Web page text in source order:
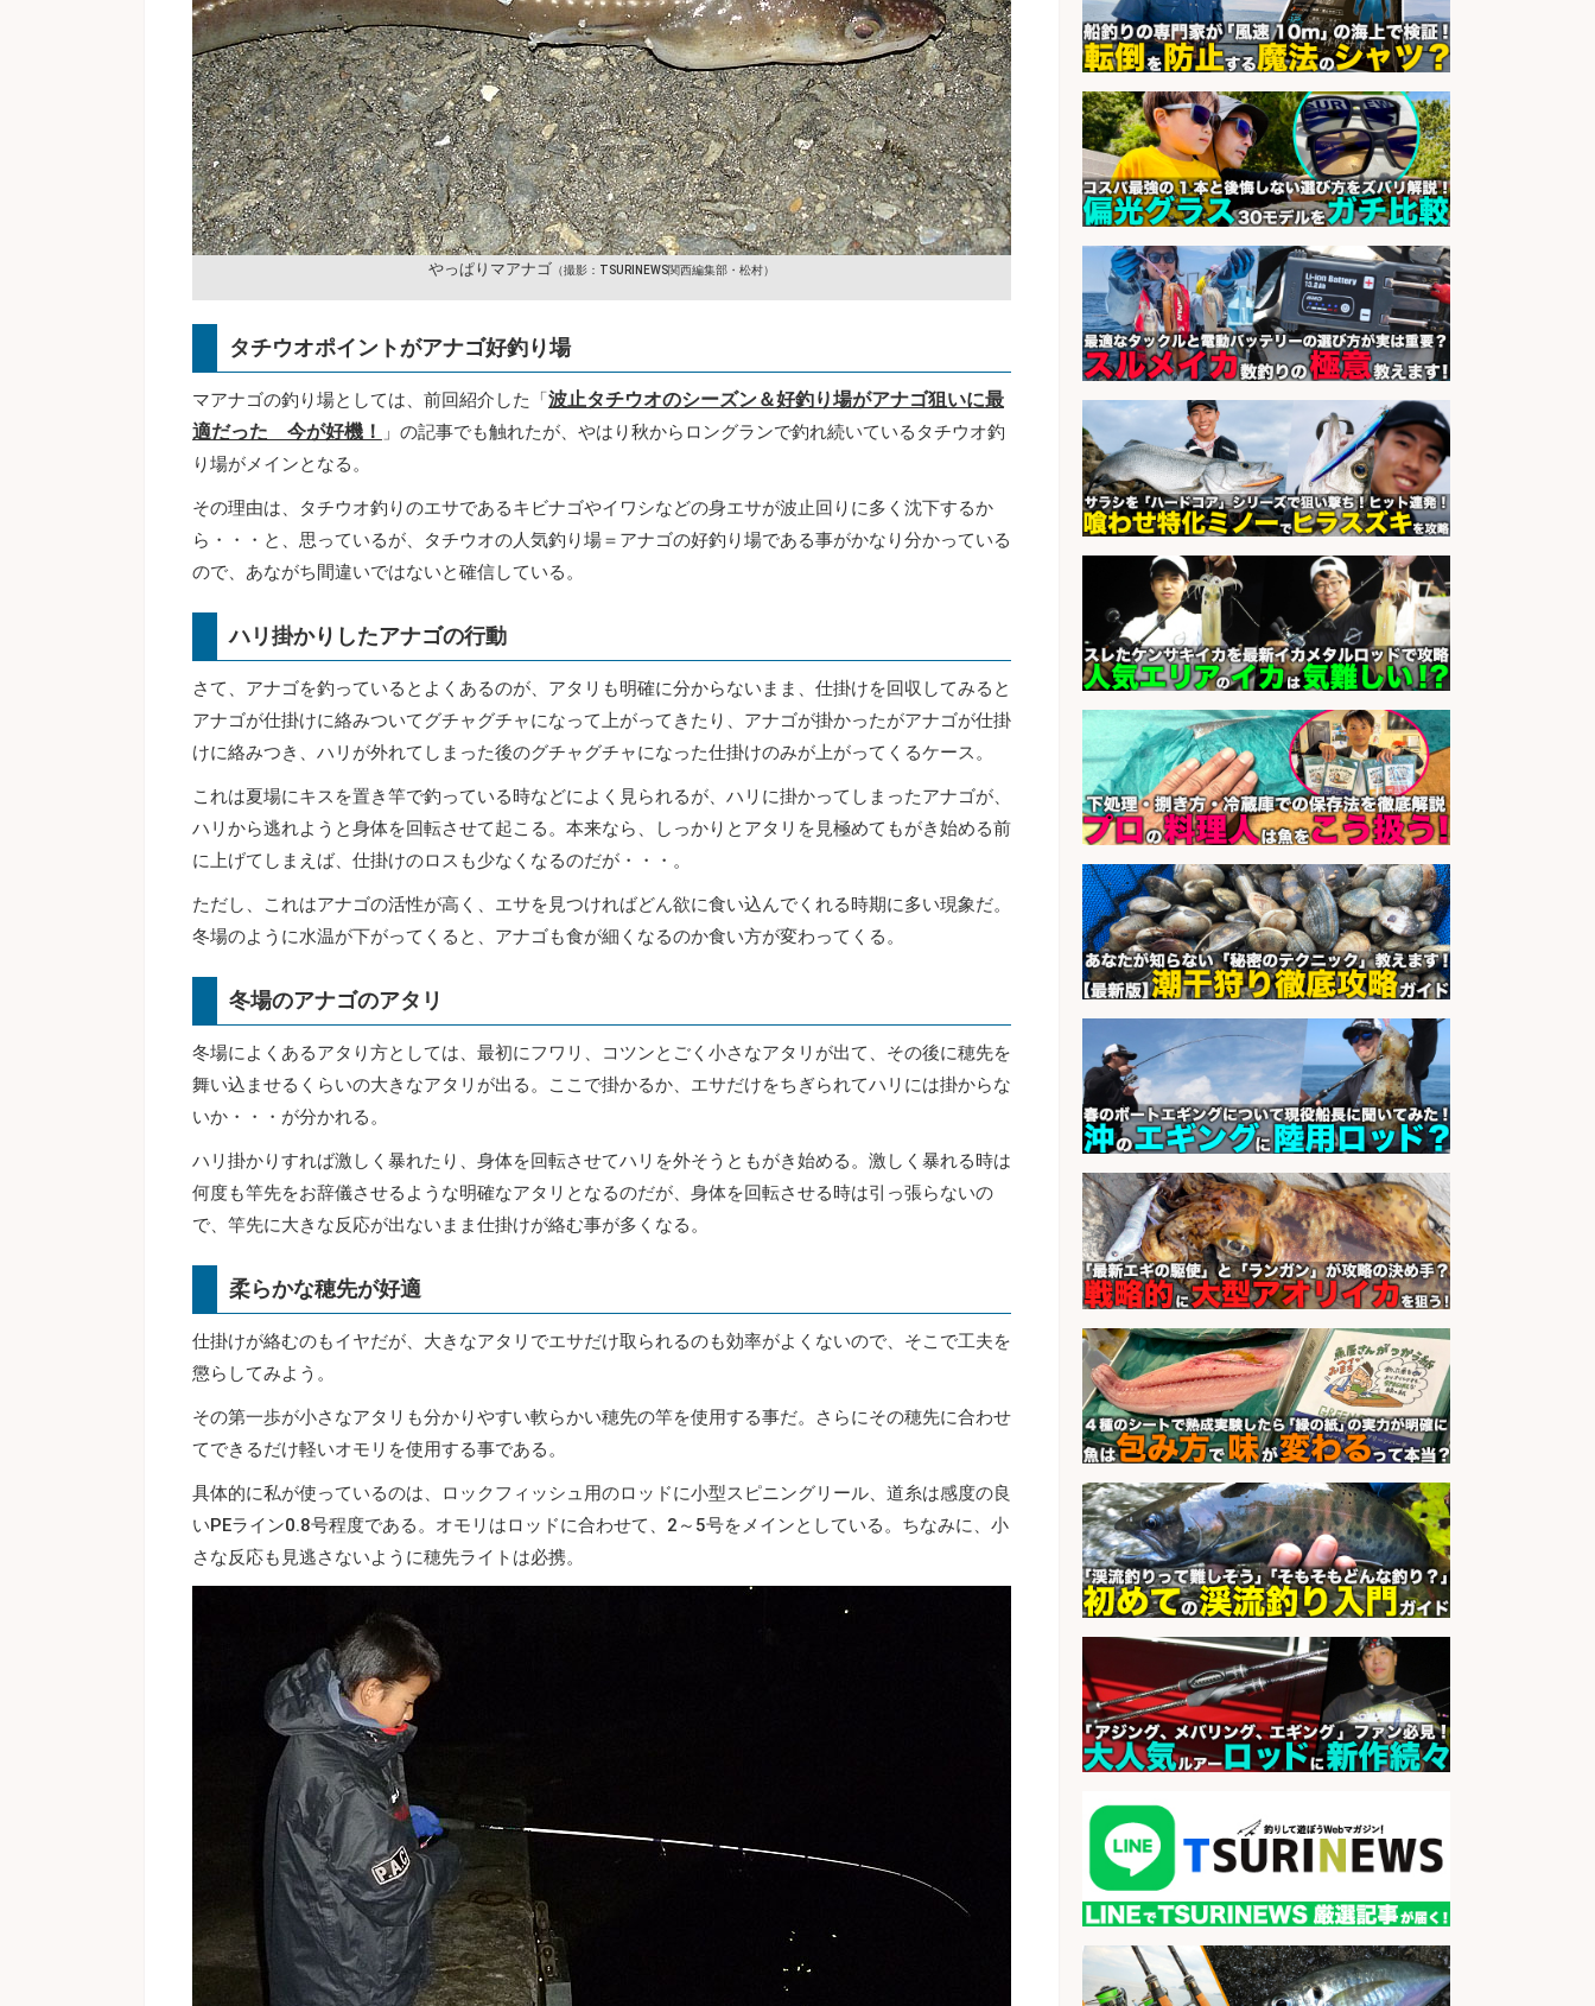
やっぱりマアナゴ （撮影：TSURINEWS関西編集部・松村）
タチウオポイントがアナゴ好釣り場
マアナゴの釣り場としては、前回紹介した「波止タチウオのシーズン＆好釣り場がアナゴ狙いに最
適だった 今が好機！
」の記事でも触れたが、やはり秋からロングランで釣れ続いているタチウオ釣
り場がメインとなる。
その理由は、タチウオ釣りのエサであるキビナゴやイワシなどの身エサが波止回りに多く沈下するか
ら・・・と、思っているが、タチウオの人気釣り場＝アナゴの好釣り場である事がかなり分かっている
ので、あながち間違いではないと確信している。
ハリ掛かりしたアナゴの行動
さて、アナゴを釣っているとよくあるのが、アタリも明確に分からないまま、仕掛けを回収してみると
アナゴが仕掛けに絡みついてグチャグチャになって上がってきたり、アナゴが掛かったがアナゴが仕掛
けに絡みつき、ハリが外れてしまった後のグチャグチャになった仕掛けのみが上がってくるケース。
これは夏場にキスを置き竿で釣っている時などによく見られるが、ハリに掛かってしまったアナゴが、
ハリから逃れようと身体を回転させて起こる。本来なら、しっかりとアタリを見極めてもがき始める前
に上げてしまえば、仕掛けのロスも少なくなるのだが・・・。
ただし、これはアナゴの活性が高く、エサを見つければどん欲に食い込んでくれる時期に多い現象だ。
冬場のように水温が下がってくると、アナゴも食が細くなるのか食い方が変わってくる。
冬場のアナゴのアタリ
冬場によくあるアタり方としては、最初にフワリ、コツンとごく小さなアタリが出て、その後に穂先を
舞い込ませるくらいの大きなアタリが出る。ここで掛かるか、エサだけをちぎられてハリには掛からな
いか・・・が分かれる。
ハリ掛かりすれば激しく暴れたり、身体を回転させてハリを外そうともがき始める。激しく暴れる時は
何度も竿先をお辞儀させるような明確なアタリとなるのだが、身体を回転させる時は引っ張らないの
で、竿先に大きな反応が出ないまま仕掛けが絡む事が多くなる。
柔らかな穂先が好適
仕掛けが絡むのもイヤだが、大きなアタリでエサだけ取られるのも効率がよくないので、そこで工夫を
懲らしてみよう。
その第一歩が小さなアタリも分かりやすい軟らかい穂先の竿を使用する事だ。さらにその穂先に合わせ
てできるだけ軽いオモリを使用する事である。
具体的に私が使っているのは、ロックフィッシュ用のロッドに小型スピニングリール、道糸は感度の良
いPEライン0.8号程度である。オモリはロッドに合わせて、2～5号をメインとしている。ちなみに、小
さな反応も見逃さないように穂先ライトは必携。
sponsored by 求人ボックス
市」「時給1,150円〜」志布志駅か
ら車5分/お魚のカットや商品の陳列
業務/残業少なめ×車通勤OK×時間選
べる/鹿児島県/志布志市
sponsored by 求人ボックス
日払いOKで即日収入/営業事務/沼津
市足高エリアの釣り具メーカーで受
注処理・見積作成の営業事務/土日
祝休み・マニュアル完備で未経験
OK&服装髪色ネイル自由/静岡県/沼
津市
会社名
株式会社セイノースタッフサー
sponsored by 求人ボックス
お魚のパック詰め・品出し/15時ま
で/残業なし/未経験大歓迎
会社名 株式会社グロップ 広島オフィス
sponsored by 求人ボックス
さらに求人情報を見る